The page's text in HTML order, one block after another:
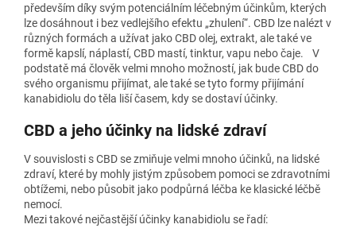
především díky svým potenciálním léčebným účinkům, kterých
lze dosáhnout i bez vedlejšího efektu „zhulení“. CBD lze nalézt v
různých formách a užívat jako CBD olej, extrakt, ale také ve
formě kapslí, náplastí, CBD mastí, tinktur, vapu nebo čaje. V
podstatě má člověk velmi mnoho možností, jak bude CBD do
svého organismu přijímat, ale také se tyto formy přijímání
kanabidiolu do těla liší časem, kdy se dostaví účinky.
CBD a jeho účinky na lidské zdraví
V souvislosti s CBD se zmiňuje velmi mnoho účinků, na lidské
zdraví, které by mohly jistým způsobem pomoci se zdravotními
obtížemi, nebo působit jako podpůrná léčba ke klasické léčbě
nemocí.
Mezi takové nejčastější účinky kanabidiolu se řadí: